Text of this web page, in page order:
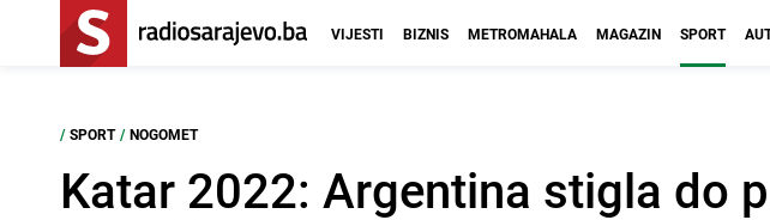
VIJESTI BIZNIS METROMAHALA MAGAZIN SPORT
/ SPORT / NOGOMET
Katar 2022: Argentina stigla do